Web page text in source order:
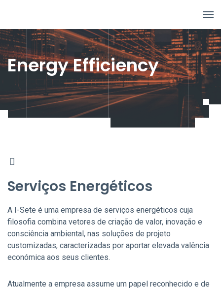
Energy Efficiency
Serviços Energéticos
A I-Sete é uma empresa de serviços energéticos cuja
filosofia combina vetores de criação de valor, inovação e
consciência ambiental, nas soluções de projeto
customizadas, caracterizadas por aportar elevada valência
económica aos seus clientes.
Atualmente a empresa assume um papel reconhecido e de